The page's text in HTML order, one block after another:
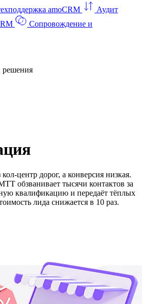
amoCRM
Аудит
Сопровождение и
центр дорог, а конверсия низкая.
обзванивает тысячи контактов за
квалификацию и передаёт тёплых
лида снижается в 10 раз.